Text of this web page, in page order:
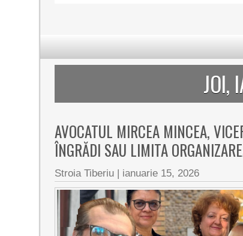
JOI,
AVOCATUL MIRCEA MINCEA,
ÎNGRĂDI SAU LIMITA
Stroia Tiberiu | ianuarie 15, 2026